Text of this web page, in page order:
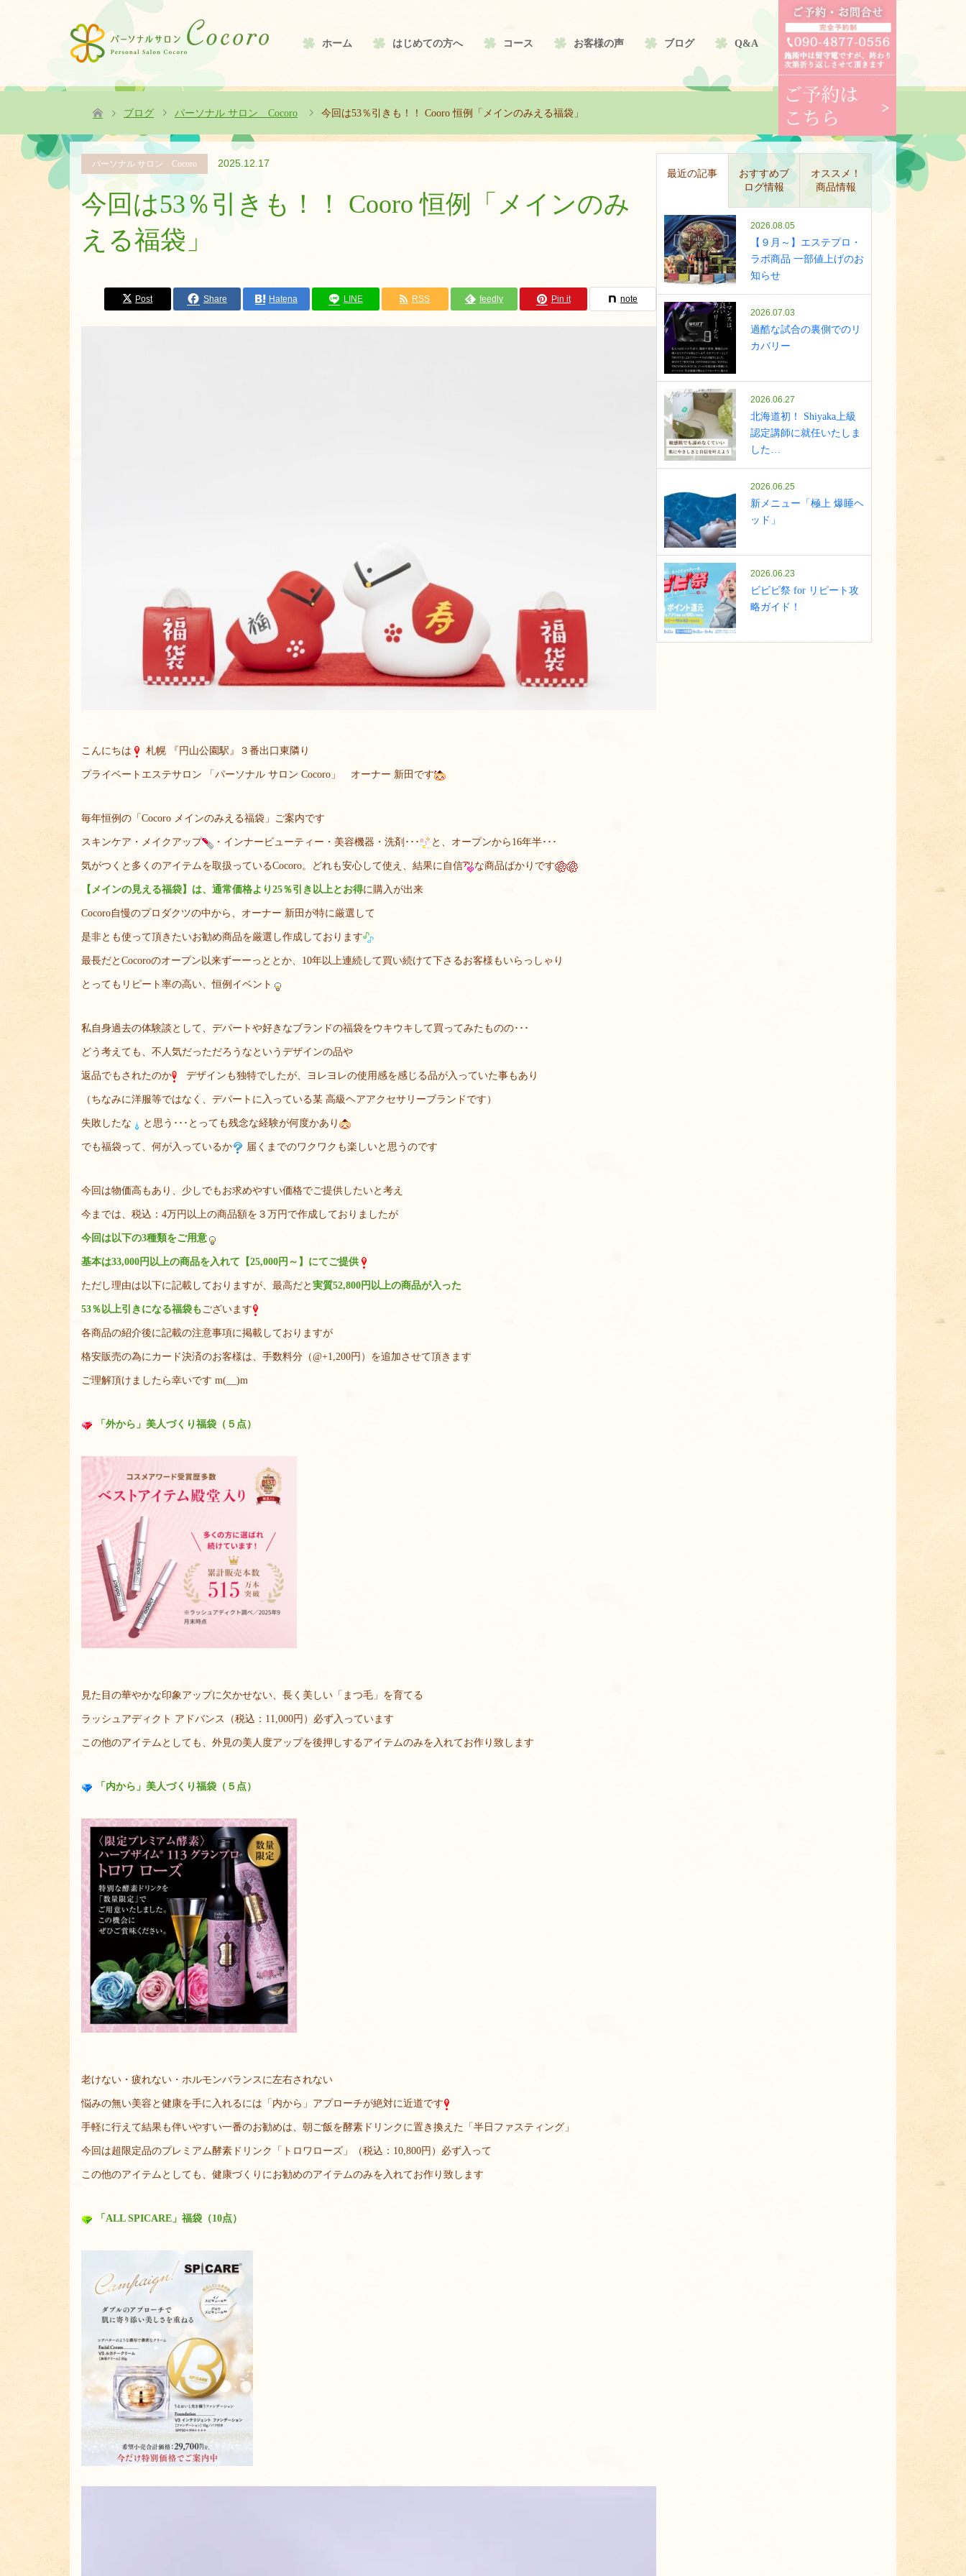
ホーム はじめての方へ コース お客様の声 ブログ Q&A
ブログ パーソナル サロン Cocoro 今回は53％引きも！！ Cooro 恒例「メインのみえる福袋」
パーソナル サロン Cocoro 2025.12.17
今回は53％引きも！！ Cooro 恒例「メインのみ
える福袋」
Post Share Hatena LINE RSS feedly Pin it note
こんにちは 札幌 『円山公園駅』３番出口東隣り
プライベートエステサロン 「パーソナル サロン Cocoro」 オーナー 新田です
毎年恒例の「Cocoro メインのみえる福袋」ご案内です
スキンケア・メイクアップ ・インナービューティー・美容機器・洗剤･･･ と、オープンから16年半･･･
気がつくと多くのアイテムを取扱っているCocoro。どれも安心して使え、結果に自信 な商品ばかりです
【メインの見える福袋】は、通常価格より25％引き以上とお得に購入が出来
Cocoro自慢のプロダクツの中から、オーナー 新田が特に厳選して
是非とも使って頂きたいお勧め商品を厳選し作成しております
最長だとCocoroのオープン以来ずーーっととか、10年以上連続して買い続けて下さるお客様もいらっしゃり
とってもリピート率の高い、恒例イベント
私自身過去の体験談として、デパートや好きなブランドの福袋をウキウキして買ってみたものの･･･
どう考えても、不人気だっただろうなというデザインの品や
返品でもされたのか デザインも独特でしたが、ヨレヨレの使用感を感じる品が入っていた事もあり
（ちなみに洋服等ではなく、デパートに入っている某 高級ヘアアクセサリーブランドです）
失敗したな と思う･･･とっても残念な経験が何度かあり
でも福袋って、何が入っているか 届くまでのワクワクも楽しいと思うのです
今回は物価高もあり、少しでもお求めやすい価格でご提供したいと考え
今までは、税込：4万円以上の商品額を３万円で作成しておりましたが
今回は以下の3種類をご用意
基本は33,000円以上の商品を入れて【25,000円～】にてご提供
ただし理由は以下に記載しておりますが、最高だと 実質52,800円以上の商品が入った
53％以上引きになる福袋もございます
各商品の紹介後に記載の注意事項に掲載しておりますが
格安販売の為にカード決済のお客様は、手数料分（@+1,200円）を追加させて頂きます
ご理解頂けましたら幸いです m(__)m
「外から」美人づくり福袋（５点）
見た目の華やかな印象アップに欠かせない、長く美しい「まつ毛」を育てる
ラッシュアディクト アドバンス（税込：11,000円）必ず入っています
この他のアイテムとしても、外見の美人度アップを後押しするアイテムのみを入れてお作り致します
「内から」美人づくり福袋（５点）
老けない・疲れない・ホルモンバランスに左右されない
悩みの無い美容と健康を手に入れるには「内から」アプローチが絶対に近道です
手軽に行えて結果も伴いやすい一番のお勧めは、朝ご飯を酵素ドリンクに置き換えた「半日ファスティング」
今回は超限定品のプレミアム酵素ドリンク「トロワローズ」（税込：10,800円）必ず入って
この他のアイテムとしても、健康づくりにお勧めのアイテムのみを入れてお作り致します
「ALL SPICARE」福袋（10点）
最近の記事
おすすめブ
ログ情報
オススメ！
商品情報
2026.08.05
【９月～】エステプロ・
ラボ商品 一部値上げのお
知らせ
2026.07.03
過酷な試合の裏側でのリ
カバリー
2026.06.27
北海道初！ Shiyaka上級
認定講師に就任いたしま
した…
2026.06.25
新メニュー「極上 爆睡ヘ
ッド」
2026.06.23
ビビビ祭 for リピート攻
略ガイド！